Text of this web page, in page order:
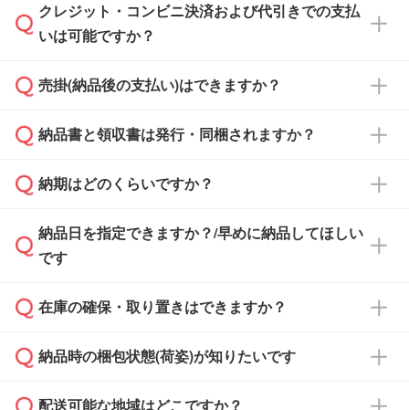
通常、翌営業日までにお送りしております。混
雑状況によっては、お時間をいただくこともご
依頼いただいた場合は、翌営業日以降のご連絡
クレジット・コンビニ決済および代引きでの支払
いは可能ですか？
銀行振込のみのご対応となります。
売掛(納品後の支払い)はできますか？
基本的には先入金をお願いしておりますが、自
どの場合は、月末締め翌月末払いに対応可能で
また、卒業・卒園記念品で対策委員会や個人様
校や幼稚園・保育園であれば、同様の条件でご
ご希望の際は担当スタッフまでお気軽にご相談
ください。
納品書と領収書は発行・同梱されますか？
納品書・領収書は ご依頼をいただいた場合の
ず、通常はPDFデータをメール添付でお送りし
ます。
たは注文フォームの『ご注文に関する備考欄』
納期はどのくらいですか？
・印刷する場合(500個程度)
ご入金、イメージ画像の校了から約2週間～2
ご入金確認後、1～2営業日で出荷いたしま
納品日を指定できますか？/早めに納品してほしい
です
ご希望の納期がある場合は、お問い合わせ・お
い。
応が可能かご案内いたします。
在庫の確保・取り置きはできますか？
ご入金確認後に在庫を確保し、注文確定のご連
納品時の梱包状態(荷姿)が知りたいです
配送可能な地域はどこですか？